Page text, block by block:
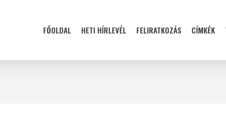
FŐOLDAL HETI HÍRLEVÉL FELIRATKOZÁS CÍMKÉK